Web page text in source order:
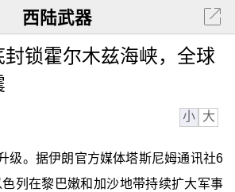
西陆武器
锁霍尔木兹海峡，全球
小 大
级。据伊朗官方媒体塔斯尼姆通讯社6
列在黎巴嫩和加沙地带持续扩大军事